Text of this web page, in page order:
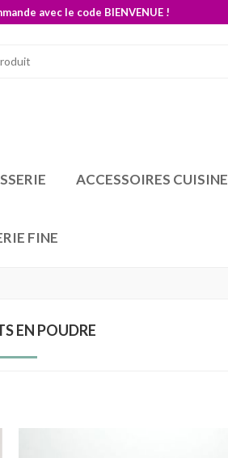
avec le code BIENVENUE !
ACCESSOIRES CUISINE
FINE
EN POUDRE